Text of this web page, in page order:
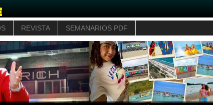
REVISTA SEMANARIOS PDF